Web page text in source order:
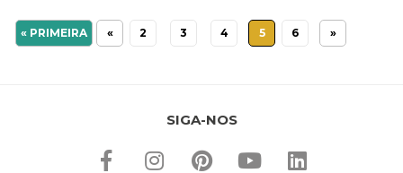
« PRIMEIRA « 2 3 4 5 6 »
SIGA-NOS